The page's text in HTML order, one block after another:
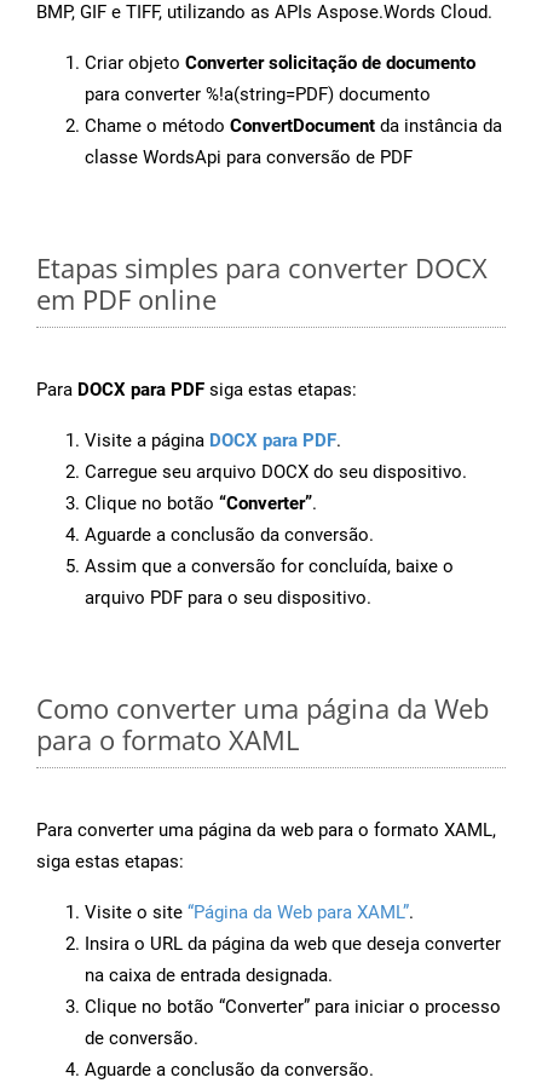
BMP, GIF e TIFF, utilizando as APIs Aspose.Words Cloud.
Criar objeto Converter solicitação de documento
para converter %!a(string=PDF) documento
Chame o método ConvertDocument da instância da
classe WordsApi para conversão de PDF
Etapas simples para converter DOCX
em PDF online
Para DOCX para PDF siga estas etapas:
Visite a página DOCX para PDF.
Carregue seu arquivo DOCX do seu dispositivo.
Clique no botão “Converter”.
Aguarde a conclusão da conversão.
Assim que a conversão for concluída, baixe o
arquivo PDF para o seu dispositivo.
Como converter uma página da Web
para o formato XAML
Para converter uma página da web para o formato XAML,
siga estas etapas:
Visite o site “Página da Web para XAML”.
Insira o URL da página da web que deseja converter
na caixa de entrada designada.
Clique no botão “Converter” para iniciar o processo
de conversão.
Aguarde a conclusão da conversão.